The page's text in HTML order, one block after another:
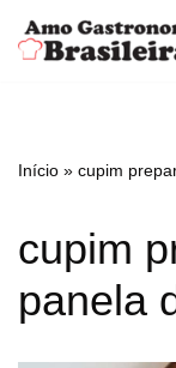
Pular
conteúdo
Início » cupim
cupim
panela